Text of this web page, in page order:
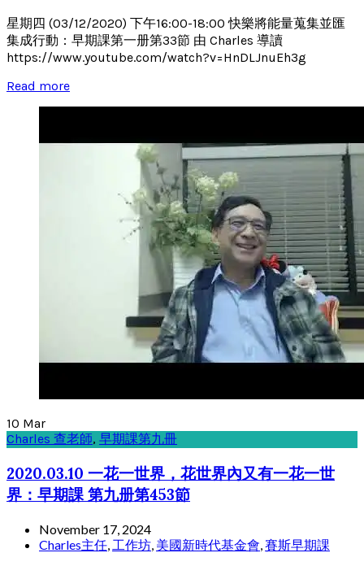
星期四 (03/12/2020) 下午16:00-18:00 快樂將能量蒐集並匯
集成行動：早期課第一册第33節 由 Charles 導讀
https://www.youtube.com/watch?v=HnDLJnuEh3g
Read more
10 Mar
Charles 查老師, 早期課第九冊
2020.03.10 一花一世界，花世界內又有一花一世
界：早期課 第九册第453節
November 17, 2024
Charles主任 工作坊 美國新時代基金會 賽斯早期課